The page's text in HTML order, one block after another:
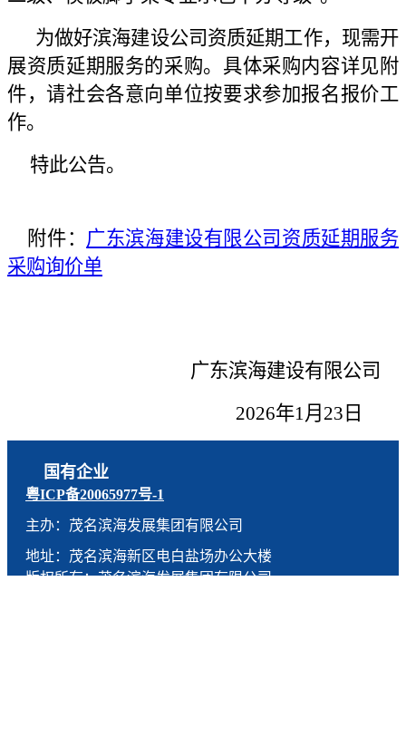
为做好滨海建设公司资质延期工作，现需开
展资质延期服务的采购。具体采购内容详见附
件，请社会各意向单位按要求参加报名报价工
作。
特此公告。
附件： 广东滨海建设有限公司资质延期服务
采购询价单
广东滨海建设有限公司
2026年1月23日
国有企业
粤ICP备20065977号-1
主办：茂名滨海发展集团有限公司
地址：茂名滨海新区电白盐场办公大楼
版权所有：茂名滨海发展集团有限公司